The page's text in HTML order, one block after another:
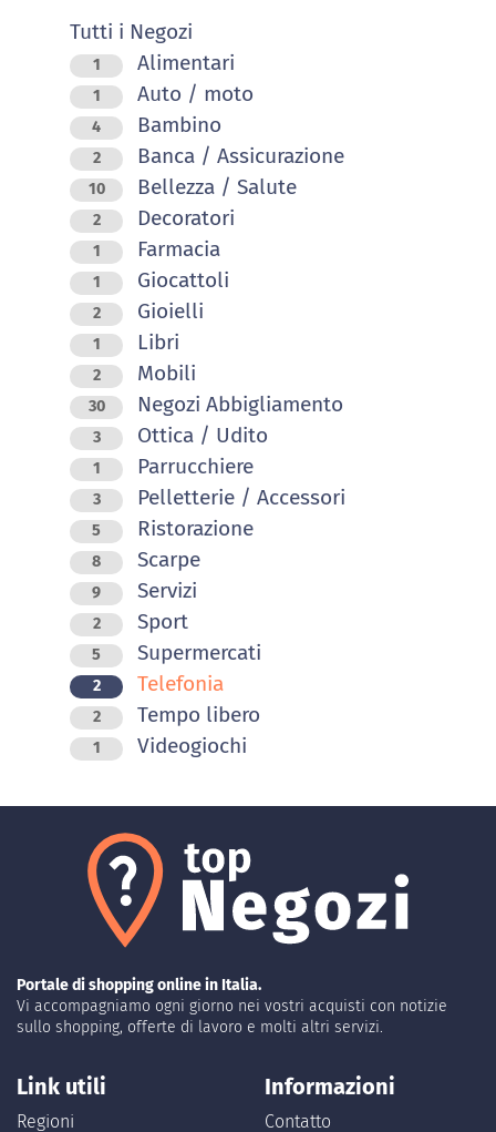
Tutti i Negozi
1 Alimentari
1 Auto / moto
4 Bambino
2 Banca / Assicurazione
10 Bellezza / Salute
2 Decoratori
1 Farmacia
1 Giocattoli
2 Gioielli
1 Libri
2 Mobili
30 Negozi Abbigliamento
3 Ottica / Udito
1 Parrucchiere
3 Pelletterie / Accessori
5 Ristorazione
8 Scarpe
9 Servizi
2 Sport
5 Supermercati
2 Telefonia
2 Tempo libero
1 Videogiochi
Portale di shopping online in Italia.
Vi accompagniamo ogni giorno nei vostri acquisti con notizie
sullo shopping, offerte di lavoro e molti altri servizi.
Link utili
Regioni
Informazioni
Contatto